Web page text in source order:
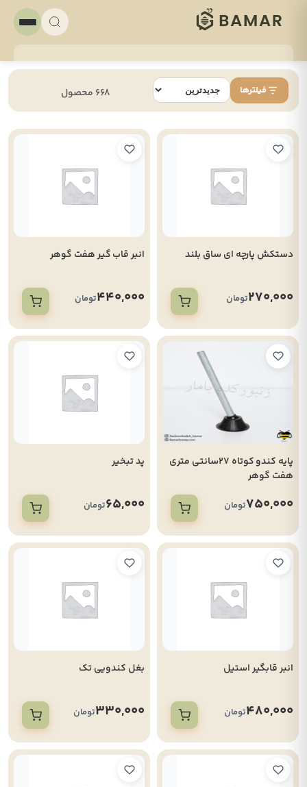
فیلترها 668 محصول
دستکش پارچه ای ساق بلند
270,000تومان
انبر قاب گیر هفت گوهر
440,000تومان
پایه کندو کوتاه 27سانتی متری
هفت گوهر
750,000تومان
پد تبخیر
65,000تومان
انبر قابگیر استیل
480,000تومان
بغل کندویی تک
330,000تومان